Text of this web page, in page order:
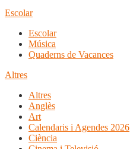
Escolar
Escolar
Música
Quaderns de Vacances
Altres
Altres
Anglès
Art
Calendaris i Agendes 2026
Ciència